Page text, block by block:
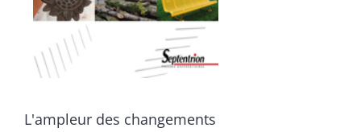
L'ampleur des changements